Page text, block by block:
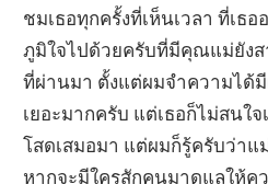
ชมเธอทุกครั้งที่เห็นเวลา ที่เธ
ภูมิใจไปด้วยครับที่มีคุณแม่ยัง
ที่ผ่านมา ตั้งแต่ผมจำความได้
เยอะมากครับ แต่เธอก็ไม่สนใ
โสดเสมอมา แต่ผมก็รู้ครับว่าแ
หากจะมีใครสักคนมาดูแลให้ค